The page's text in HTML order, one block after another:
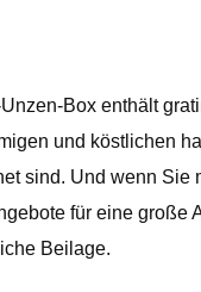
Box enthält
und köstlichen
sind. Und wenn
für eine
Beilage.